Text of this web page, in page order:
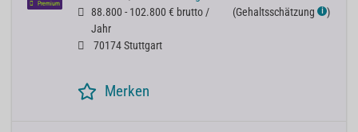
Premium
88.800 - 102.800 € brutto /
Jahr
(Gehaltsschätzung ℹ )
70174 Stuttgart
Merken